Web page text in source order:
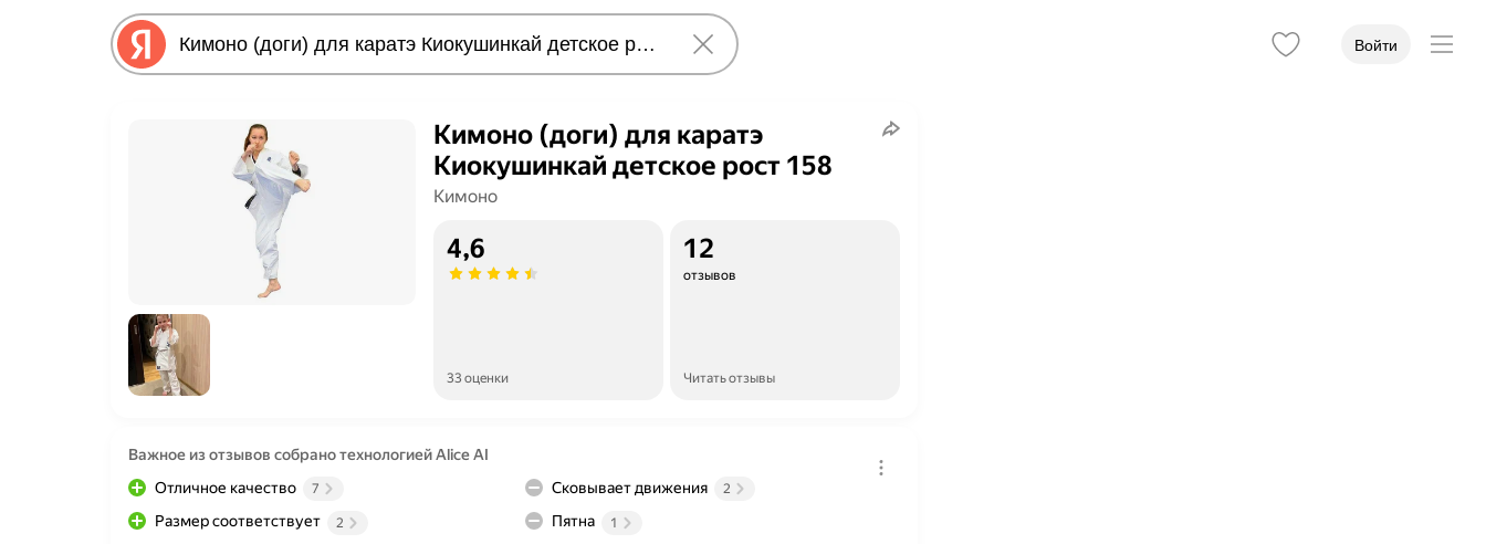
Войти
Кимоно (доги) для каратэ
Киокушинкай детское рост 158
Кимоно
4,6
33 оценки
12
отзывов
Читать отзывы
Важное из отзывов собрано технологией Alice AI
Отличное качество
7
Размер соответствует 2
Сковывает движения 2
Пятна 1